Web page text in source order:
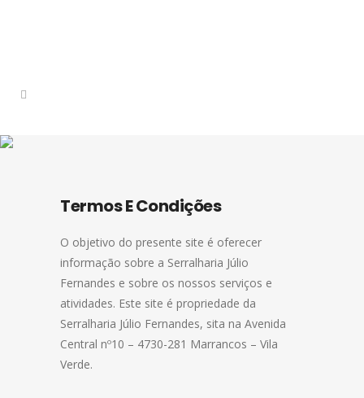
Termos E Condições
O objetivo do presente site é oferecer
informação sobre a Serralharia Júlio
Fernandes e sobre os nossos serviços e
atividades. Este site é propriedade da
Serralharia Júlio Fernandes, sita na Avenida
Central nº10 – 4730-281 Marrancos – Vila
Verde.